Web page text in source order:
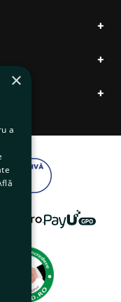
+
+
+
×
a